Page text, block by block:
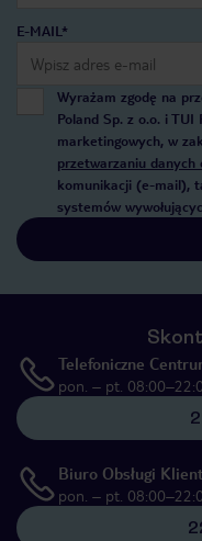
E-MAIL*
Wyrażam zgodę na
Poland Sp. z o.o. i
marketingowych, w
przetwarzaniu danych
komunikacji (e-mail),
systemów
Telefoniczne
pon. – pt.
Biuro Obsługi
pon. – pt.